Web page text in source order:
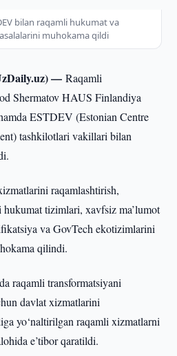
bilan raqamli hukumat va
muhokama qildi
—Raqamli
Shermatov HAUS Finlandiya
ESTDEV (Estonian Centre
tashkilotlari vakillari bilan
raqamlashtirish,
hukumat tizimlari, xavfsiz ma’lumot
va GovTech ekotizimlarini
qilindi.
raqamli transformatsiyani
davlat xizmatlarini
yo‘naltirilgan raqamli xizmatlarni
e’tibor qaratildi.